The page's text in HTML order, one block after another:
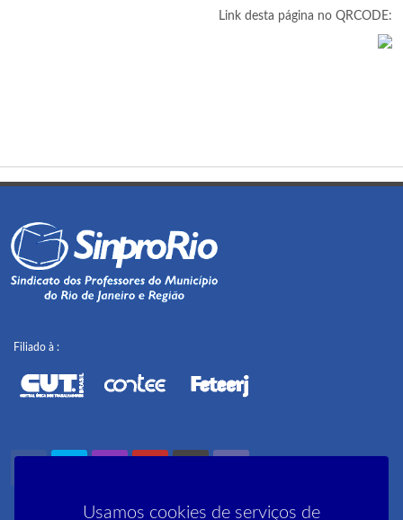
Usamos cookies de serviços de
Link desta página no QRCODE:
Filiado à :